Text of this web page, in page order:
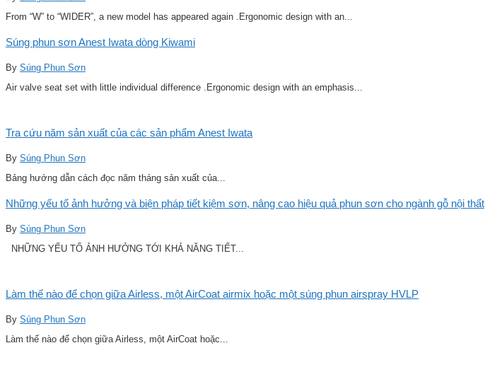
From “W” to “WIDER”, a new model has appeared again .Ergonomic design with an...
Súng phun sơn Anest Iwata dòng Kiwami
By Súng Phun Sơn
Air valve seat set with little individual difference .Ergonomic design with an emphasis...
Tra cứu năm sản xuất của các sản phẩm Anest Iwata
By Súng Phun Sơn
Bảng hướng dẫn cách đọc năm tháng sản xuất của...
Những yếu tố ảnh hưởng và biện pháp tiết kiệm sơn, nâng cao hiệu quả phun sơn cho ngành gỗ nội thất
By Súng Phun Sơn
NHỮNG YẾU TỐ ẢNH HƯỞNG TỚI KHẢ NĂNG TIẾT...
Làm thế nào để chọn giữa Airless, một AirCoat airmix hoặc một súng phun airspray HVLP
By Súng Phun Sơn
Làm thế nào để chọn giữa Airless, một AirCoat hoặc...